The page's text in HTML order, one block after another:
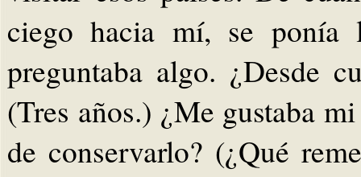
ciego hacia mí, se
preguntaba algo. ¿Desde
(Tres años.) ¿Me gustaba
de conservarlo? (¿Qué